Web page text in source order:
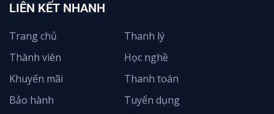
LIÊN KẾT NHANH
Trang chủ
Thành viên
Khuyến mãi
Bảo hành
Thanh lý
Học nghề
Thanh toán
Tuyển dụng